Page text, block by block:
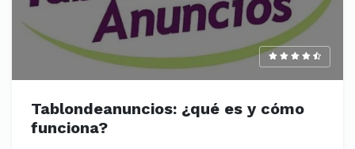
Tablondeanuncios: ¿qué es y cómo
funciona?